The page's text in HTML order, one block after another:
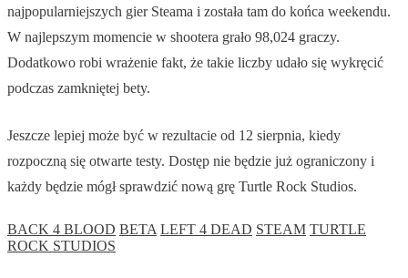
najpopularniejszych gier Steama i została tam do końca weekendu.
W najlepszym momencie w shootera grało 98,024 graczy.
Dodatkowo robi wrażenie fakt, że takie liczby udało się wykręcić
podczas zamkniętej bety.
Jeszcze lepiej może być w rezultacie od 12 sierpnia, kiedy
rozpoczną się otwarte testy. Dostęp nie będzie już ograniczony i
każdy będzie mógł sprawdzić nową grę Turtle Rock Studios.
BACK 4 BLOOD BETA LEFT 4 DEAD STEAM TURTLE
ROCK STUDIOS